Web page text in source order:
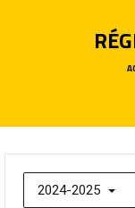
2024-2025